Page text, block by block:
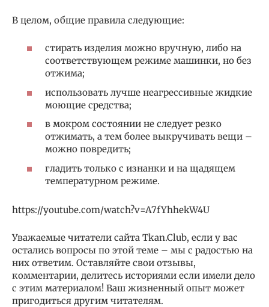
В целом, общие правила следующие:
стирать изделия можно вручную, либо на
соответствующем режиме машинки, но без
отжима;
использовать лучше неагрессивные жидкие
моющие средства;
в мокром состоянии не следует резко
отжимать, а тем более выкручивать вещи –
можно повредить;
гладить только с изнанки и на щадящем
температурном режиме.
https://youtube.com/watch?v=A7fYhhekW4U
Уважаемые читатели сайта Tkan.Club, если у вас
остались вопросы по этой теме – мы с радостью на
них ответим. Оставляйте свои отзывы,
комментарии, делитесь историями если имели дело
с этим материалом! Ваш жизненный опыт может
пригодиться другим читателям.